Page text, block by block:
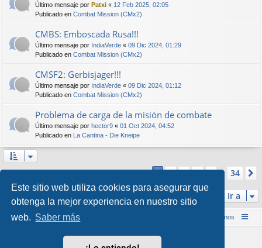
Este sitio web utiliza cookies para asegurar que
obtenga la mejor experiencia en nuestro sitio
web. Saber más
Último mensaje por Patxi « 12 Feb 2025, 02:05
Publicado en Combat Mission (CMx2)
CMBS: Emboscada Rusa!!!
Último mensaje por IndiaVerde « 09 Dic 2024, 01:29
Publicado en Combat Mission (CMx2)
CMSF2: Gerbisjager!!!
Último mensaje por IndiaVerde « 09 Dic 2024, 01:12
Publicado en Combat Mission (CMx2)
Problema de carga de la misión de combate
Último mensaje por hector9 « 01 Oct 2024, 04:52
Publicado en La Cantina - Die Kneipe
Página1de34
1 2 3 4 5 … 34
Ir a
Inicio (Web) Foro Punta de Lanza Wargames Contáctenos
Desarrollado porphpBB® Forum Software © phpBB Limited